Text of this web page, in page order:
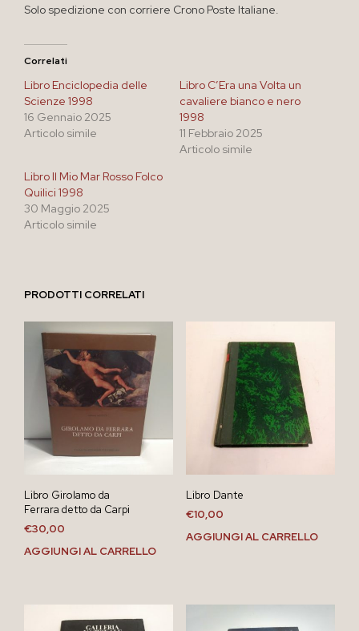
Solo spedizione con corriere Crono Poste Italiane.
Correlati
Libro Enciclopedia delle
Scienze 1998
16 Gennaio 2025
Articolo simile
Libro C’Era una Volta un
cavaliere bianco e nero
1998
11 Febbraio 2025
Articolo simile
Libro Il Mio Mar Rosso Folco
Quilici 1998
30 Maggio 2025
Articolo simile
PRODOTTI CORRELATI
Libro Girolamo da
Ferrara detto da Carpi
€30,00
AGGIUNGI AL CARRELLO
Libro Dante
€10,00
AGGIUNGI AL CARRELLO